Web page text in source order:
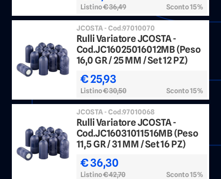
Listino€ 36,49 Sconto 15%
JCOSTA - Cod.97010070
Rulli Variatore JCOSTA -
Cod.JC16025016012MB (Peso
16,0 GR / 25 MM / Set 12 PZ)
€ 25,93
Listino€ 30,50 Sconto 15%
JCOSTA - Cod.97010068
Rulli Variatore JCOSTA -
Cod.JC16031011516MB (Peso
11,5 GR / 31 MM / Set 16 PZ)
€ 36,30
Listino€ 42,70 Sconto 15%